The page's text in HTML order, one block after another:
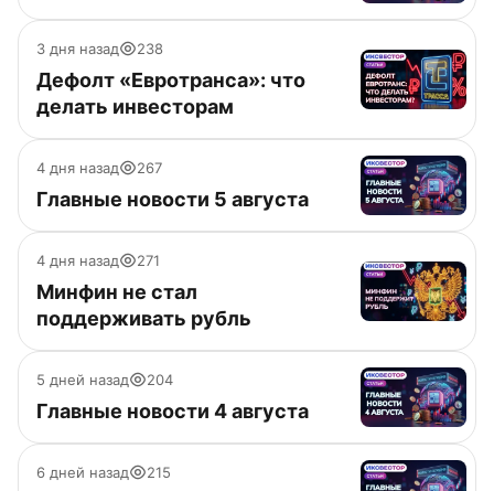
3 дня назад 238
Дефолт «Евротранса»: что
делать инвесторам
4 дня назад 267
Главные новости 5 августа
4 дня назад 271
Минфин не стал
поддерживать рубль
5 дней назад 204
Главные новости 4 августа
6 дней назад 215